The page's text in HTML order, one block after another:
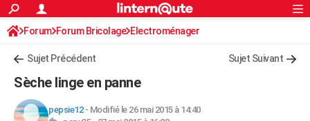
ACTUALITÉS
Politique
Société
Faits Divers
Education
Monde
Villes
+
FINANCE
S'inscrire
Connexion
Forum Forum Bricolage Electroménager
Sujet Précédent Sujet Suivant
Sèche linge en panne
pepsie12- Modifié le 26 mai 2015 à 14:40